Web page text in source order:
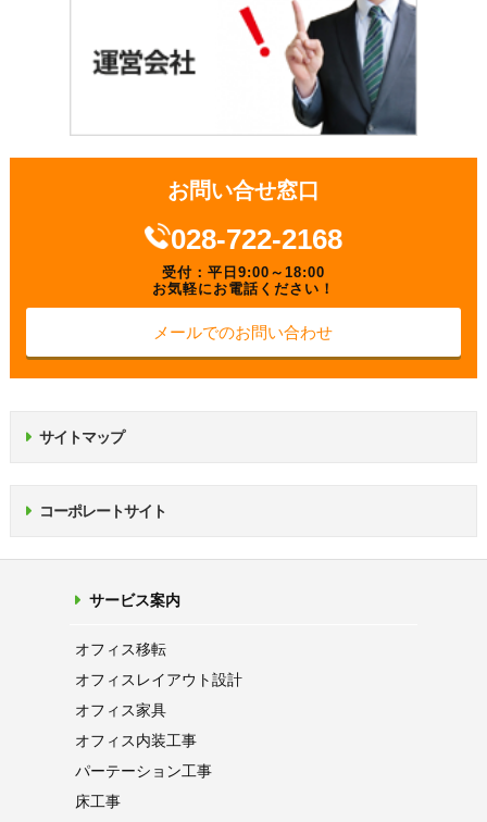
お問い合せ窓口
028-722-2168
受付：平日9:00～18:00
お気軽にお電話ください！
メールでのお問い合わせ
サイトマップ
コーポレートサイト
サービス案内
オフィス移転
オフィス レイアウト設計
オフィス家具
オフィス内装工事
パーテーション工事
床工事